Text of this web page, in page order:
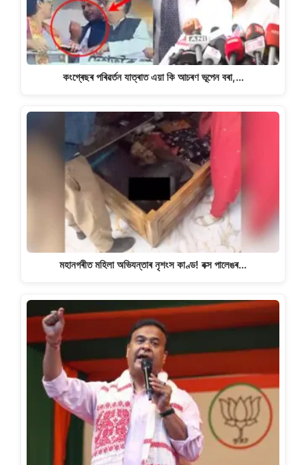
কংগ্ৰেছৰ পৰিৱৰ্তন যাত্ৰাত এয়া কি আচৰণ ভূপেন বৰা,…
মহানগৰীত মহিলা অভিযন্তাৰ নৃশংস কাণ্ড! বক্স পালেঙৰ…